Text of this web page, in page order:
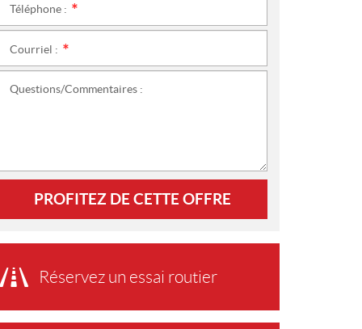
Téléphone :
Courriel :
Questions/Commentaires :
PROFITEZ DE CETTE OFFRE
Réservez un essai routier